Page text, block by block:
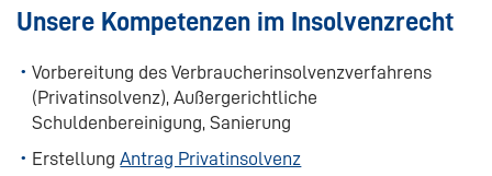
auf
werkenntdenBESTEN.de
Unsere Kompetenzen im Insolvenzrecht
Vorbereitung des Verbraucherinsolvenzverfahrens
(Privatinsolvenz), Außergerichtliche
Schuldenbereinigung, Sanierung
ErstellungAntrag Privatinsolvenz